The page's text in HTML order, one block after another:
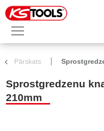
Pārskats
Sprostgredzenu
210mm